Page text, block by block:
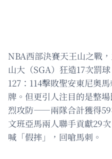
NBA西部決賽天王山之戰
山大（SGA）狂造17次罰
127：114擊敗聖安東尼奧
牌。但更引人注目的是整
烈攻防——兩隊合計獲得59
文班亞馬兩人聯手貢獻29
喊「假摔」，回嗆馬刺。